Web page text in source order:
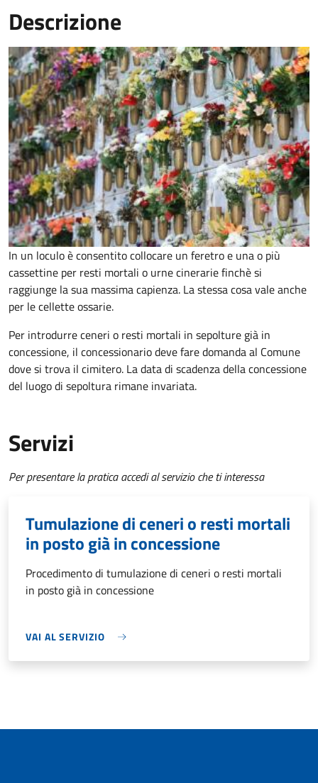
Descrizione
In un loculo è consentito collocare un feretro e una o più
cassettine per resti mortali o urne cinerarie finchè si
raggiunge la sua massima capienza. La stessa cosa vale anche
per le cellette ossarie.
Per introdurre ceneri o resti mortali in sepolture già in
concessione, il concessionario deve fare domanda al Comune
dove si trova il cimitero. La data di scadenza della concessione
del luogo di sepoltura rimane invariata.
Servizi
Per presentare la pratica accedi al servizio che ti interessa
Tumulazione di ceneri o resti mortali
in posto già in concessione
Procedimento di tumulazione di ceneri o resti mortali
in posto già in concessione
VAI AL SERVIZIO